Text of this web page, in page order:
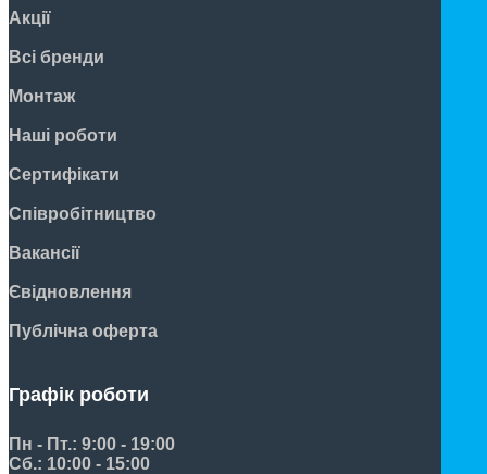
Акції
Всі бренди
Монтаж
Наші роботи
Сертифікати
Співробітництво
Вакансії
Євідновлення
Публічна оферта
Графік роботи
Пн - Пт.: 9:00 - 19:00
Сб.: 10:00 - 15:00